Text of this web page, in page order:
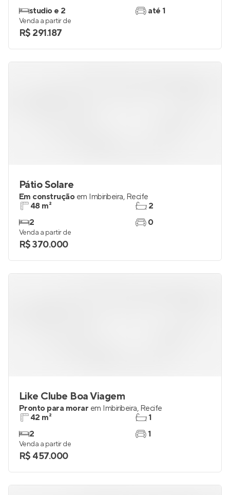
studio e 2
até 1
Venda a partir de
R$ 291.187
Pátio Solare
Em construção em Imbiribeira, Recife
48 m²
2
2
0
Venda a partir de
R$ 370.000
Like Clube Boa Viagem
Pronto para morar em Imbiribeira, Recife
42 m²
2
1
1
Venda a partir de
R$ 457.000